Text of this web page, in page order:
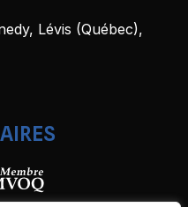
Lévis (Québec),